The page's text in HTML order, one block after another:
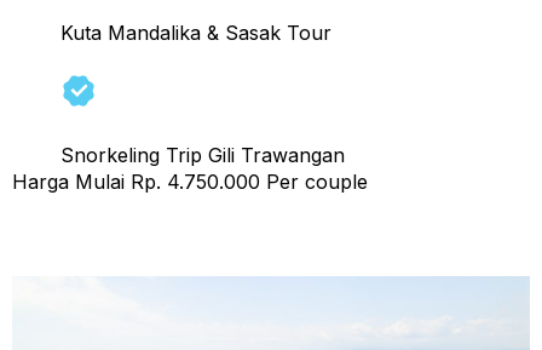
Kuta Mandalika & Sasak Tour
Snorkeling Trip Gili Trawangan
Harga Mulai Rp. 4.750.000 Per couple